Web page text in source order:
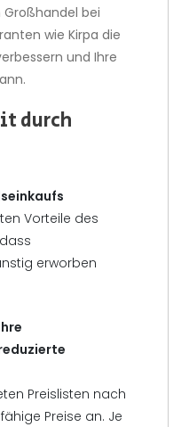
Großhandel bei
wie Kirpa die
und Ihre
durch
Vorteile des
erworben
Preislisten nach
Preise an. Je